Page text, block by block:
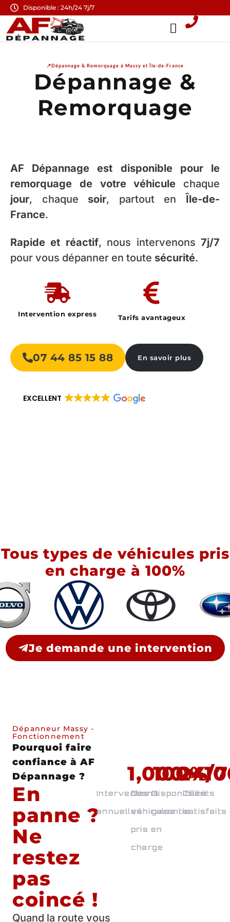
Disponible : 24h/24 7j/7
📍Dépannage & Remorquage à Massy et Île-de-France
Dépannage &
Remorquage
AF Dépannage est disponible pour le
remorquage de votre véhicule chaque
jour, chaque soir, partout en Île-de-
France.
Rapide et réactif, nous intervenons7j/7
pour vous dépanner en toute sécurité.
Intervention express Tarifs avantageux
07 44 85 15 88 En savoir plus
EXCELLENT
Tous types de véhicules pris
en charge à 100%
Je demande une intervention
Dépanneur Massy -
Fonctionnement
Pourquoi faire
confiance à AF
Dépannage ?
En
panne ?
Ne
restez
pas
coincé !
Quand la route vous
Interventions
annuelles
1,000+
Des
véhicules
pris en
charge
100%
Disponibilité
garantie
24/7
Clients
satisfaits